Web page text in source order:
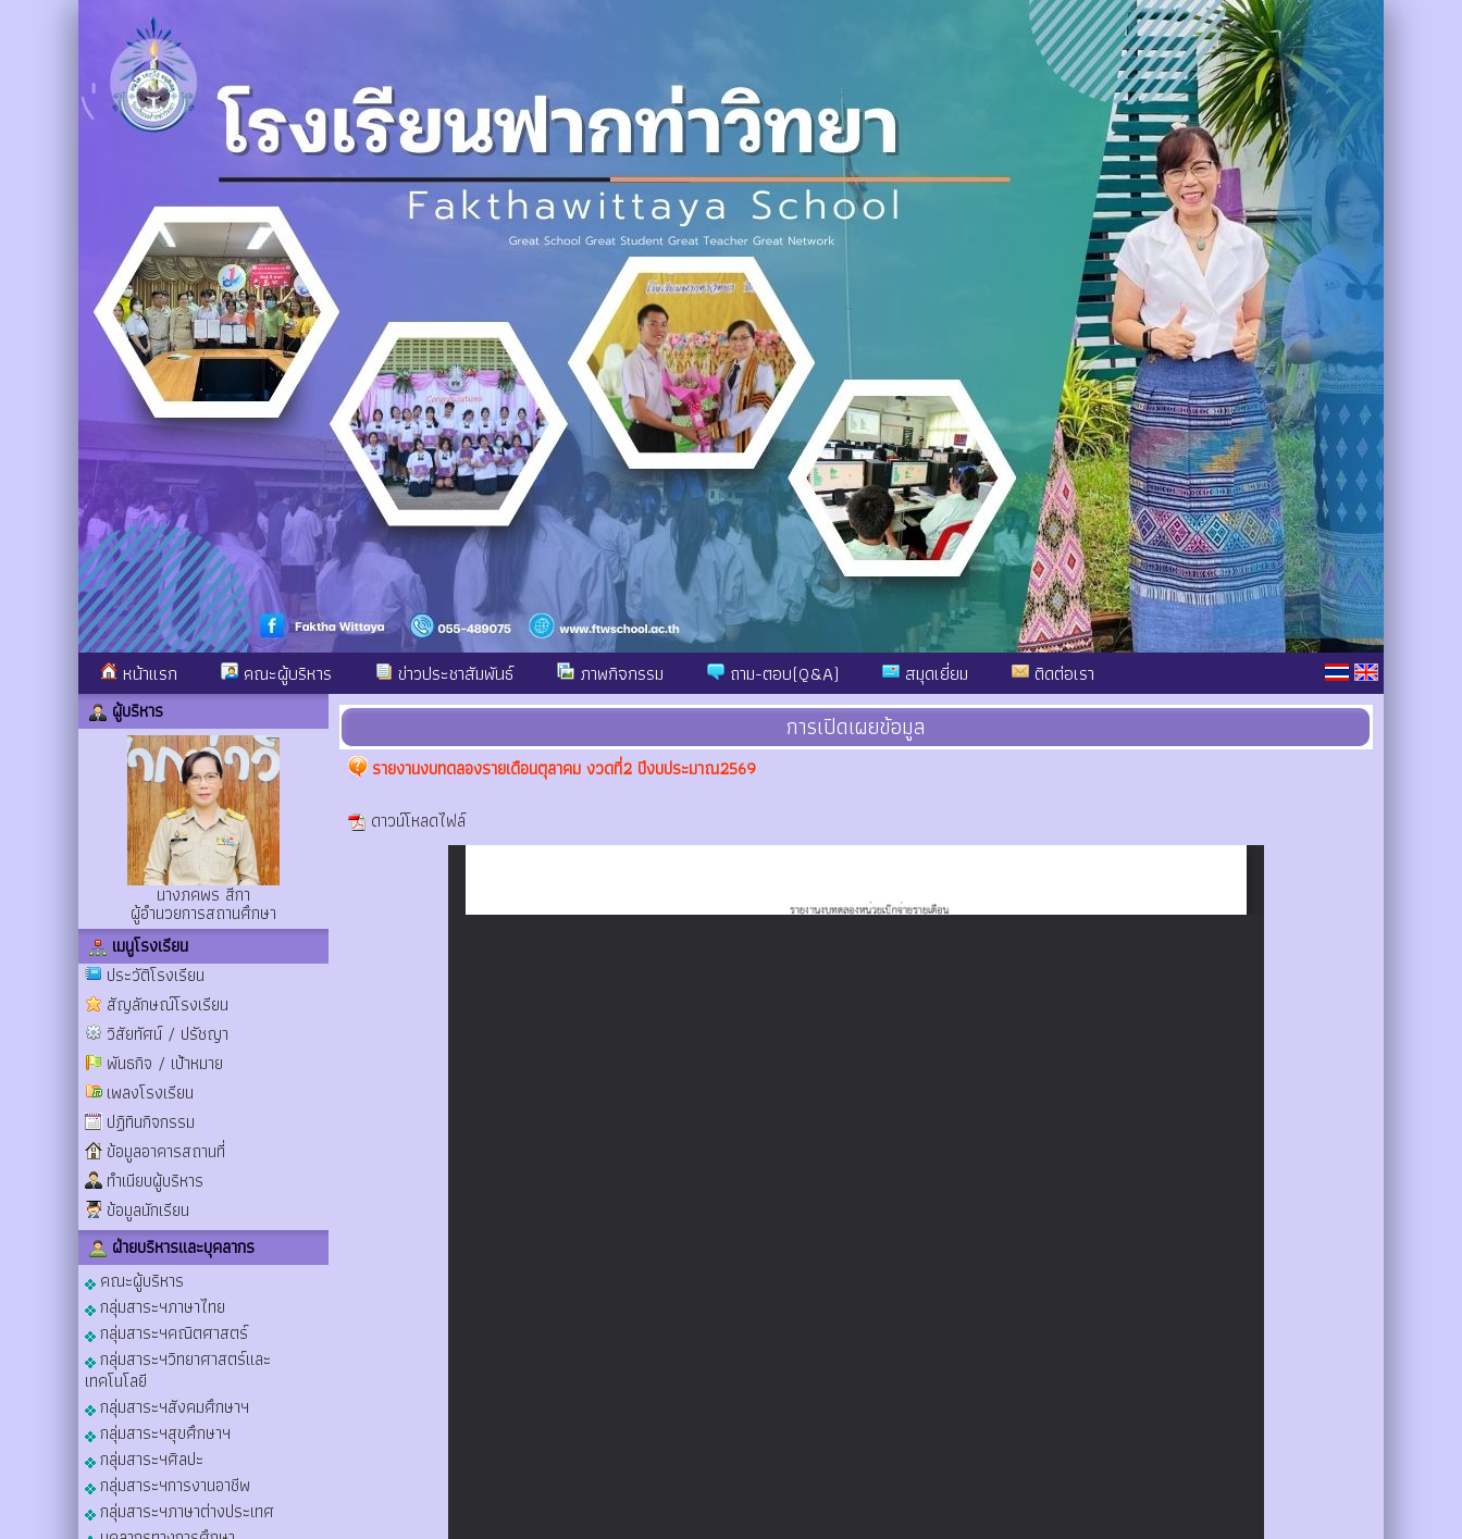
หน้าแรก คณะผู้บริหาร ข่าวประชาสัมพันธ์ ภาพกิจกรรม ถาม-ตอบ(Q&A) สมุดเยี่ยม ติดต่อเรา
ผู้บริหาร
นางภคพร สีกา
ผู้อำนวยการสถานศึกษา
เมนูโรงเรียน
ประวัติโรงเรียน
สัญลักษณ์โรงเรียน
วิสัยทัศน์ / ปรัชญา
พันธกิจ / เป้าหมาย
เพลงโรงเรียน
ปฏิทินกิจกรรม
ข้อมูลอาคารสถานที่
ทำเนียบผู้บริหาร
ข้อมูลนักเรียน
ฝ่ายบริหารและบุคลากร
คณะผู้บริหาร
กลุ่มสาระฯภาษาไทย
กลุ่มสาระฯคณิตศาสตร์
กลุ่มสาระฯวิทยาศาสตร์และ
เทคโนโลยี
กลุ่มสาระฯสังคมศึกษาฯ
กลุ่มสาระฯสุขศึกษาฯ
กลุ่มสาระฯศิลปะ
กลุ่มสาระฯการงานอาชีพ
กลุ่มสาระฯภาษาต่างประเทศ
การเปิดเผยข้อมูล
รายงานงบทดลองรายเดือนตุลาคม งวดที่2 ปีงบประมาณ2569
ดาวน์โหลดไฟล์